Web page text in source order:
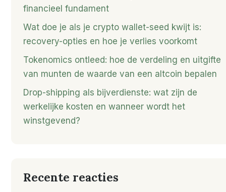
financieel fundament
Wat doe je als je crypto wallet-seed kwijt is:
recovery-opties en hoe je verlies voorkomt
Tokenomics ontleed: hoe de verdeling en uitgifte
van munten de waarde van een altcoin bepalen
Drop-shipping als bijverdienste: wat zijn de
werkelijke kosten en wanneer wordt het
winstgevend?
Recente reacties